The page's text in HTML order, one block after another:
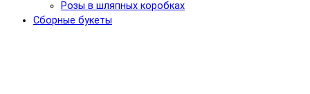
Розы в шляпных коробках
Сборные букеты